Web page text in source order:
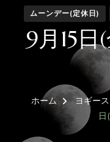
ムーンデー(定休日)
9月15
ホーム ヨギー
日